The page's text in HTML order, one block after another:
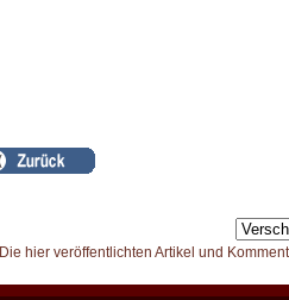
Die hier veröffentlichten Artikel und